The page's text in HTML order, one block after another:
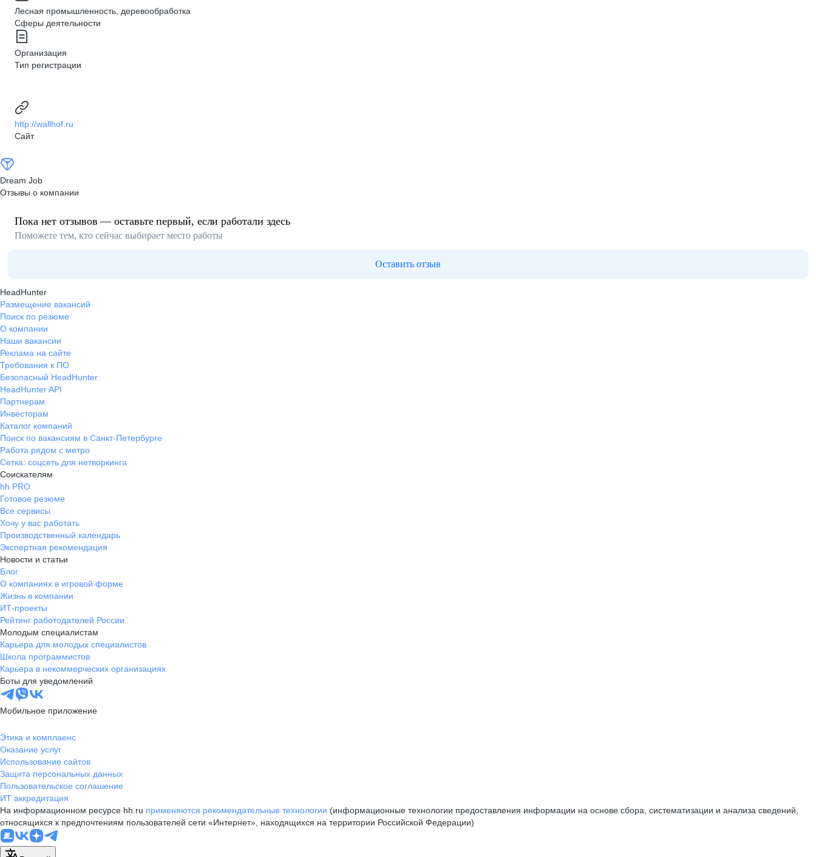
Лесная промышленность, деревообработка
Сферы деятельности
Организация
Тип регистрации
http://wallhof.ru
Сайт
Dream Job
Отзывы о компании
Пока нет отзывов — оставьте первый, если работали здесь
Поможете тем, кто сейчас выбирает место работы
Оставить отзыв
HeadHunter
Размещение вакансий
Поиск по резюме
О компании
Наши вакансии
Реклама на сайте
Требования к ПО
Безопасный HeadHunter
HeadHunter API
Партнерам
Инвесторам
Каталог компаний
Поиск по вакансиям в Санкт-Петербурге
Работа рядом с метро
Сетка: соцсеть для нетворкинга
Соискателям
hh PRO
Готовое резюме
Все сервисы
Хочу у вас работать
Производственный календарь
Экспертная рекомендация
Новости и статьи
Блог
О компаниях в игровой форме
Жизнь в компании
ИТ-проекты
Рейтинг работодателей России
Молодым специалистам
Карьера для молодых специалистов
Школа программистов
Карьера в некоммерческих организациях
Боты для уведомлений
Мобильное приложение
Этика и комплаенс
Оказание услуг
Использование сайтов
Защита персональных данных
Пользовательское соглашение
ИТ аккредитация
На информационном ресурсе hh.ru применяются рекомендательные технологии (информационные технологии предоставления информации на основе сбора, систематизации и анализа сведений,
относящихся к предпочтениям пользователей сети «Интернет», находящихся на территории Российской Федерации)